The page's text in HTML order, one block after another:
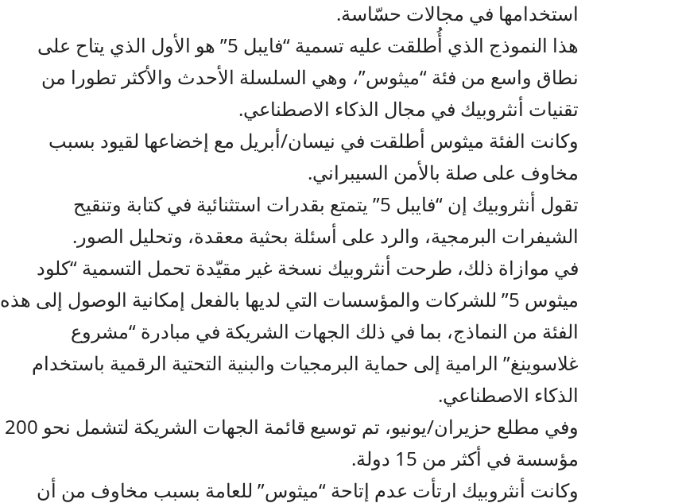
استخدامها في مجالات حسّاسة.
هذا النموذج الذي أُطلقت عليه تسمية “فايبل 5” هو الأول الذي يتاح على
نطاق واسع من فئة “ميثوس”، وهي السلسلة الأحدث والأكثر تطورا من
تقنيات أنثروبيك في مجال الذكاء الاصطناعي.
وكانت الفئة ميثوس أطلقت في نيسان/أبريل مع إخضاعها لقيود بسبب
مخاوف على صلة بالأمن السيبراني.
تقول أنثروبيك إن “فايبل 5” يتمتع بقدرات استثنائية في كتابة وتنقيح
الشيفرات البرمجية، والرد على أسئلة بحثية معقدة، وتحليل الصور.
في موازاة ذلك، طرحت أنثروبيك نسخة غير مقيّدة تحمل التسمية “كلود
ميثوس 5” للشركات والمؤسسات التي لديها بالفعل إمكانية الوصول إلى هذه
الفئة من النماذج، بما في ذلك الجهات الشريكة في مبادرة “مشروع
غلاسوينغ” الرامية إلى حماية البرمجيات والبنية التحتية الرقمية باستخدام
الذكاء الاصطناعي.
وفي مطلع حزيران/يونيو، تم توسيع قائمة الجهات الشريكة لتشمل نحو 200
مؤسسة في أكثر من 15 دولة.
وكانت أنثروبيك ارتأت عدم إتاحة “ميثوس” للعامة بسبب مخاوف من أن